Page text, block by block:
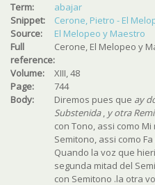
Term:
abajar
Snippet:
Cerone, Pietro - El
Source:
El Melopeo y Maestro
Full
reference:
Cerone, El Melopeo y
Volume:
XIII, 48
Page:
744
Body:
Diremos pues que ay
Substenida, y otra
con Tono, assi como
Semitono, assi como
Quando la voz que
segunda mitad del
con Semitono .la otra